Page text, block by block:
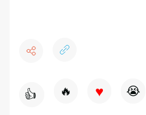
👍 🔥 ♥ 😭